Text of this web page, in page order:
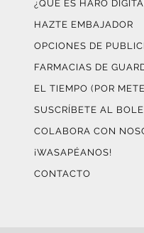
¿QUÉ ES HARO
HAZTE EMBAJADOR
OPCIONES DE
FARMACIAS DE
EL TIEMPO (POR
SUSCRÍBETE AL
COLABORA CON
¡WASAPÉANOS!
CONTACTO